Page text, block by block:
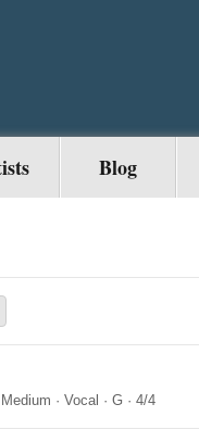
Blog
Medium · Vocal · G · 4/4